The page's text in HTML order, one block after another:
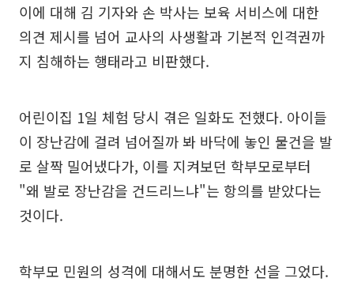
이에 대해 김 기자와 손 박사는 보육 서비스에 대한
의견 제시를 넘어 교사의 사생활과 기본적 인격권까
지 침해하는 행태라고 비판했다.
어린이집 1일 체험 당시 겪은 일화도 전했다. 아이들
이 장난감에 걸려 넘어질까 봐 바닥에 놓인 물건을 발
로 살짝 밀어냈다가, 이를 지켜보던 학부모로부터
"왜 발로 장난감을 건드리느냐"는 항의를 받았다는
것이다.
학부모 민원의 성격에 대해서도 분명한 선을 그었다.